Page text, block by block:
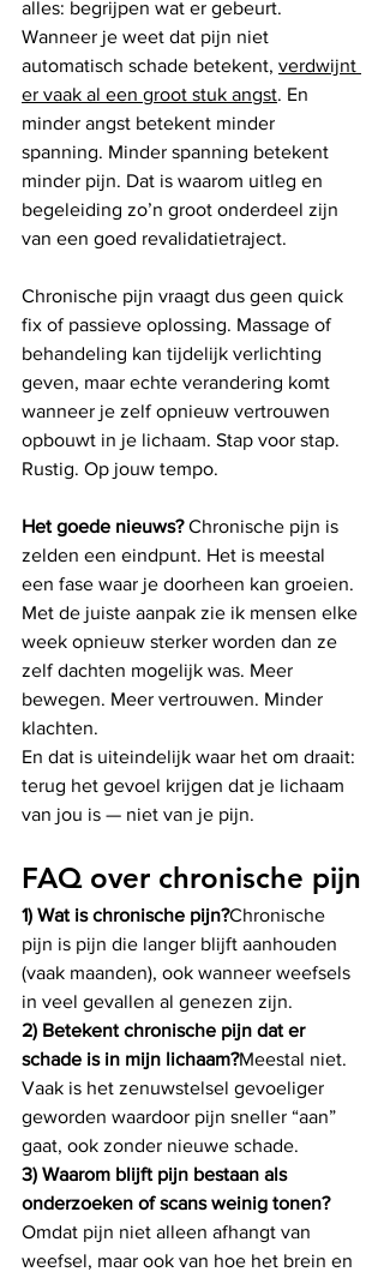
alles: begrijpen wat er gebeurt.
Wanneer je weet dat pijn niet
automatisch schade betekent, verdwijnt
er vaak al een groot stuk angst. En
minder angst betekent minder
spanning. Minder spanning betekent
minder pijn. Dat is waarom uitleg en
begeleiding zo’n groot onderdeel zijn
van een goed revalidatietraject.
Chronische pijn vraagt dus geen quick
fix of passieve oplossing. Massage of
behandeling kan tijdelijk verlichting
geven, maar echte verandering komt
wanneer je zelf opnieuw vertrouwen
opbouwt in je lichaam. Stap voor stap.
Rustig. Op jouw tempo.
Het goede nieuws? Chronische pijn is
zelden een eindpunt. Het is meestal
een fase waar je doorheen kan groeien.
Met de juiste aanpak zie ik mensen elke
week opnieuw sterker worden dan ze
zelf dachten mogelijk was. Meer
bewegen. Meer vertrouwen. Minder
klachten.
En dat is uiteindelijk waar het om draait:
terug het gevoel krijgen dat je lichaam
van jou is — niet van je pijn.
FAQ over chronische pijn
1) Wat is chronische pijn?Chronische
pijn is pijn die langer blijft aanhouden
(vaak maanden), ook wanneer weefsels
in veel gevallen al genezen zijn.
2) Betekent chronische pijn dat er
schade is in mijn lichaam?Meestal niet.
Vaak is het zenuwstelsel gevoeliger
geworden waardoor pijn sneller “aan”
gaat, ook zonder nieuwe schade.
3) Waarom blijft pijn bestaan als
onderzoeken of scans weinig tonen?
Omdat pijn niet alleen afhangt van
weefsel, maar ook van hoe het brein en